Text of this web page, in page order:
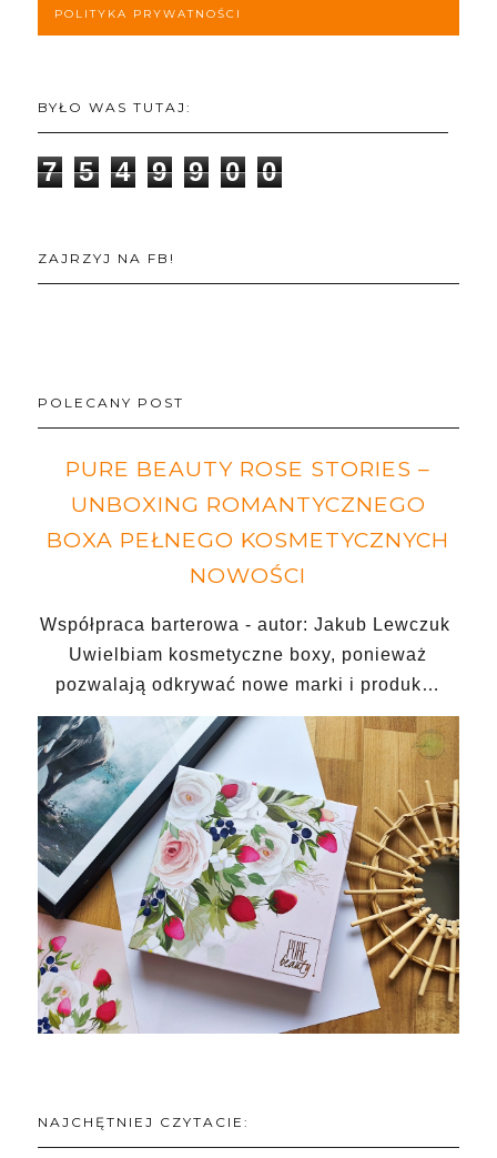
POLITYKA PRYWATNOŚCI
BYŁO WAS TUTAJ:
7 5 4 9 9 0 0
ZAJRZYJ NA FB!
POLECANY POST
PURE BEAUTY ROSE STORIES –
UNBOXING ROMANTYCZNEGO
BOXA PEŁNEGO KOSMETYCZNYCH
NOWOŚCI
Współpraca barterowa - autor: Jakub Lewczuk
Uwielbiam kosmetyczne boxy, ponieważ
pozwalają odkrywać nowe marki i produk…
NAJCHĘTNIEJ CZYTACIE: